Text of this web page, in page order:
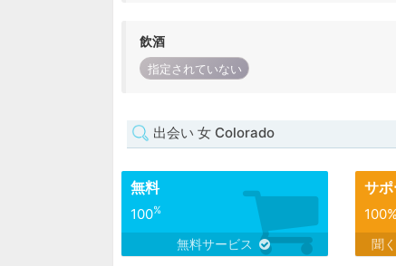
飲酒
指定されていない
出会い 女 Colorado
無料
100%
無料サービス
サポ
聞